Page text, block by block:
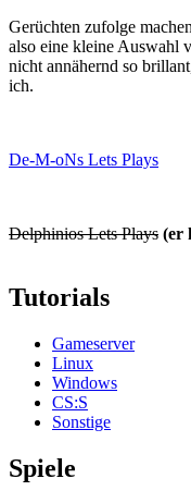
Gerüchten zufolge
also eine kleine Auswahl
nicht annähernd so
ich.
De-M-oNs Lets Plays
Delphinios Lets Plays (er
Tutorials
Gameserver
Linux
Windows
CS:S
Sonstige
Spiele